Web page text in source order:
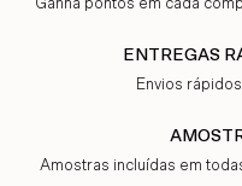
Ganha pontos em cada
ENTREGAS
Envios
Amostras incluídas em